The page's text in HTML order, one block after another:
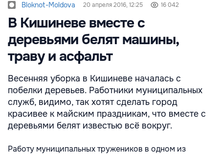
Bloknot-Moldova 20 апреля 2016, 12:25 16 042
В Кишиневе вместе с
деревьями белят машины,
траву и асфальт
Весенняя уборка в Кишиневе началась с
побелки деревьев. Работники муниципальных
служб, видимо, так хотят сделать город
красивее к майским праздникам, что вместе с
деревьями белят известью всё вокруг.
Работу муниципальных тружеников в одном из